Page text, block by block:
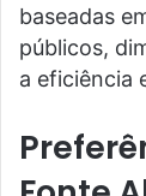
baseadas
públicos,
a eficiência